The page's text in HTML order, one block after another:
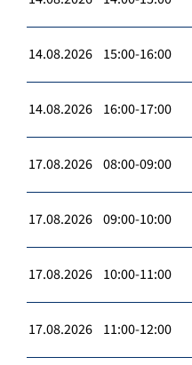
14.08.2026 15:00-16:00
14.08.2026 16:00-17:00
17.08.2026 08:00-09:00
17.08.2026 09:00-10:00
17.08.2026 10:00-11:00
17.08.2026 11:00-12:00